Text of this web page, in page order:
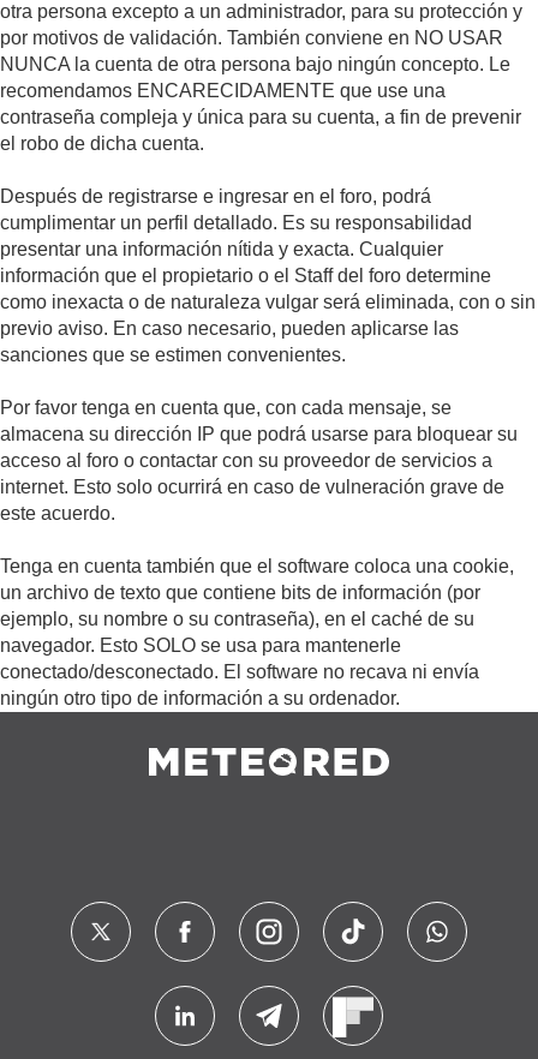
otra persona excepto a un administrador, para su protección y
por motivos de validación. También conviene en NO USAR
NUNCA la cuenta de otra persona bajo ningún concepto. Le
recomendamos ENCARECIDAMENTE que use una
contraseña compleja y única para su cuenta, a fin de prevenir
el robo de dicha cuenta.
Después de registrarse e ingresar en el foro, podrá
cumplimentar un perfil detallado. Es su responsabilidad
presentar una información nítida y exacta. Cualquier
información que el propietario o el Staff del foro determine
como inexacta o de naturaleza vulgar será eliminada, con o sin
previo aviso. En caso necesario, pueden aplicarse las
sanciones que se estimen convenientes.
Por favor tenga en cuenta que, con cada mensaje, se
almacena su dirección IP que podrá usarse para bloquear su
acceso al foro o contactar con su proveedor de servicios a
internet. Esto solo ocurrirá en caso de vulneración grave de
este acuerdo.
Tenga en cuenta también que el software coloca una cookie,
un archivo de texto que contiene bits de información (por
ejemplo, su nombre o su contraseña), en el caché de su
navegador. Esto SOLO se usa para mantenerle
conectado/desconectado. El software no recava ni envía
ningún otro tipo de información a su ordenador.